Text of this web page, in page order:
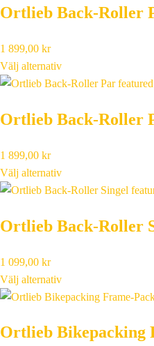
Ortlieb Back-Roller
1 899,00 kr
Välj alternativ
Ortlieb Back-Roller
1 899,00 kr
Välj alternativ
Ortlieb Back-Roller
1 099,00 kr
Välj alternativ
Ortlieb Bikepacking